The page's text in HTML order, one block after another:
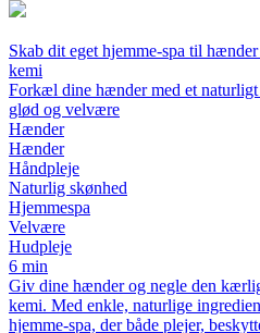
Skab dit eget hjemme-spa til
kemi
Forkæl dine hænder med et
glød og velvære
Hænder
Hænder
Håndpleje
Naturlig skønhed
Hjemmespa
Velvære
Hudpleje
6 min
Giv dine hænder og negle den
kemi. Med enkle, naturlige
hjemme-spa, der både plejer,